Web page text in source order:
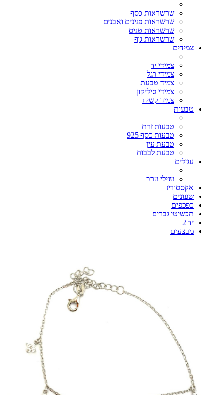
שרשראות כסף
שרשראות פנינים ואבנים
שרשראות טניס
שרשראות גוף
צמידים
צמידי יד
צמידי רגל
צמיד טבעת
צמידי סיליקון
צמיד קשיח
טבעות
טבעות זרת
טבעות כסף 925
טבעת עין
טבעת לבבות
עגילים
עגילי ערב
אקססוריז
שעונים
כפכפים
תכשיטי גברים
יד 2
מבצעים